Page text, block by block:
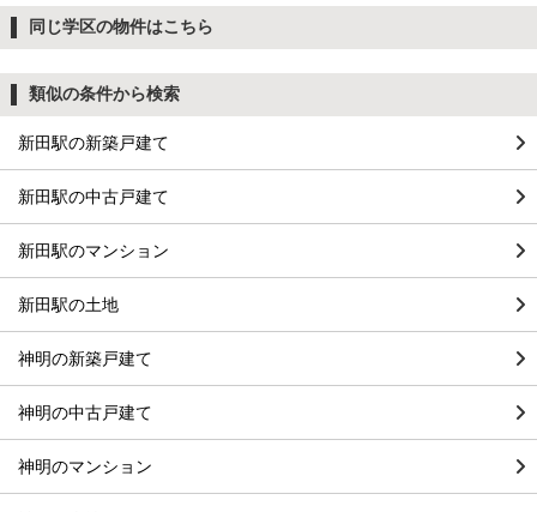
同じ学区の物件はこちら
類似の条件から検索
新田駅の新築戸建て
新田駅の中古戸建て
新田駅のマンション
新田駅の土地
神明の新築戸建て
神明の中古戸建て
神明のマンション